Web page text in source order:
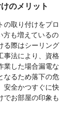
のメリット
の取り付けをプロ
方も増えているの
る際はシーリング
事法により、資格
業した場合漏電な
なるため落下の危
安全かつすぐに快
でお部屋の印象も